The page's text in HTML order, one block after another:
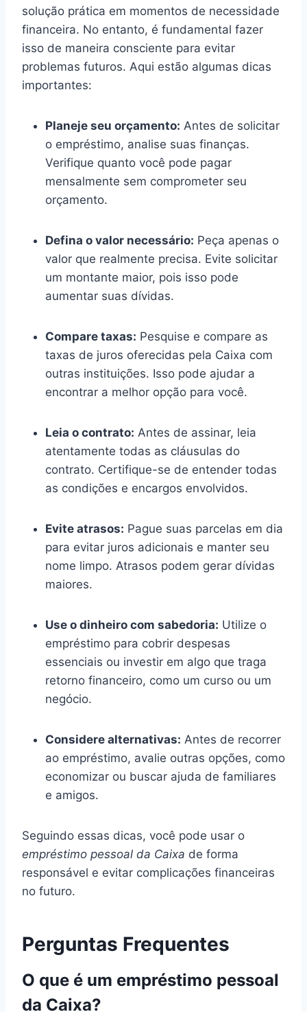
solução prática em momentos de necessidade
financeira. No entanto, é fundamental fazer
isso de maneira consciente para evitar
problemas futuros. Aqui estão algumas dicas
importantes:
Planeje seu orçamento: Antes de solicitar
o empréstimo, analise suas finanças.
Verifique quanto você pode pagar
mensalmente sem comprometer seu
orçamento.
Defina o valor necessário: Peça apenas o
valor que realmente precisa. Evite solicitar
um montante maior, pois isso pode
aumentar suas dívidas.
Compare taxas: Pesquise e compare as
taxas de juros oferecidas pela Caixa com
outras instituições. Isso pode ajudar a
encontrar a melhor opção para você.
Leia o contrato: Antes de assinar, leia
atentamente todas as cláusulas do
contrato. Certifique-se de entender todas
as condições e encargos envolvidos.
Evite atrasos: Pague suas parcelas em dia
para evitar juros adicionais e manter seu
nome limpo. Atrasos podem gerar dívidas
maiores.
Use o dinheiro com sabedoria: Utilize o
empréstimo para cobrir despesas
essenciais ou investir em algo que traga
retorno financeiro, como um curso ou um
negócio.
Considere alternativas: Antes de recorrer
ao empréstimo, avalie outras opções, como
economizar ou buscar ajuda de familiares
e amigos.
Seguindo essas dicas, você pode usar o
empréstimo pessoal da Caixa de forma
responsável e evitar complicações financeiras
no futuro.
Perguntas Frequentes
O que é um empréstimo pessoal
da Caixa?